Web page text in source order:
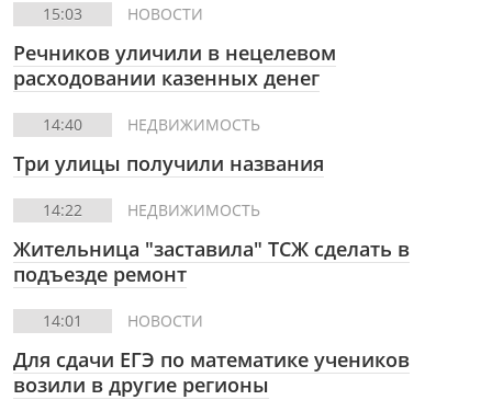
15:03 НОВОСТИ
Речников уличили в нецелевом
расходовании казенных денег
14:40 НЕДВИЖИМОСТЬ
Три улицы получили названия
14:22 НЕДВИЖИМОСТЬ
Жительница "заставила" ТСЖ сделать в
подъезде ремонт
14:01 НОВОСТИ
Для сдачи ЕГЭ по математике учеников
возили в другие регионы